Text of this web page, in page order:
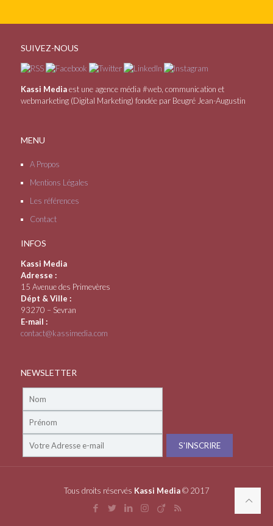
SUIVEZ-NOUS
Kassi Mediaest une agence média #web, communication et
webmarketing (Digital Marketing) fondée par Beugré Jean-Augustin
MENU
A Propos
Mentions Légales
Les références
Contact
INFOS
Kassi Media
Adresse :
15 Avenue des Primevères
Dépt & Ville :
93270 – Sevran
E-mail :
contact@kassimedia.com
NEWSLETTER
Tous droits réservés Kassi Media© 2017